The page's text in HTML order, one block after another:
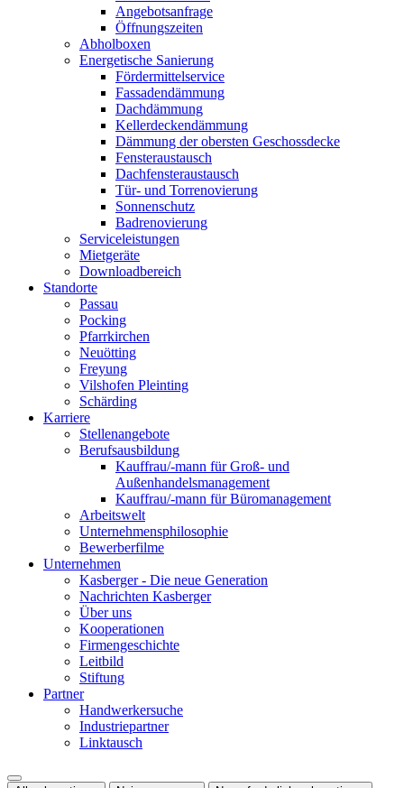
Angebotsanfrage
Öffnungszeiten
Abholboxen
Energetische Sanierung
Fördermittelservice
Fassadendämmung
Dachdämmung
Kellerdeckendämmung
Dämmung der obersten Geschossdecke
Fensteraustausch
Dachfensteraustausch
Tür- und Torrenovierung
Sonnenschutz
Badrenovierung
Serviceleistungen
Mietgeräte
Downloadbereich
Standorte
Passau
Pocking
Pfarrkirchen
Neuötting
Freyung
Vilshofen Pleinting
Schärding
Karriere
Stellenangebote
Berufsausbildung
Kauffrau/-mann für Groß- und
Außenhandelsmanagement
Kauffrau/-mann für Büromanagement
Arbeitswelt
Unternehmensphilosophie
Bewerberfilme
Unternehmen
Kasberger - Die neue Generation
Nachrichten Kasberger
Über uns
Kooperationen
Firmengeschichte
Leitbild
Stiftung
Partner
Handwerkersuche
Industriepartner
Linktausch